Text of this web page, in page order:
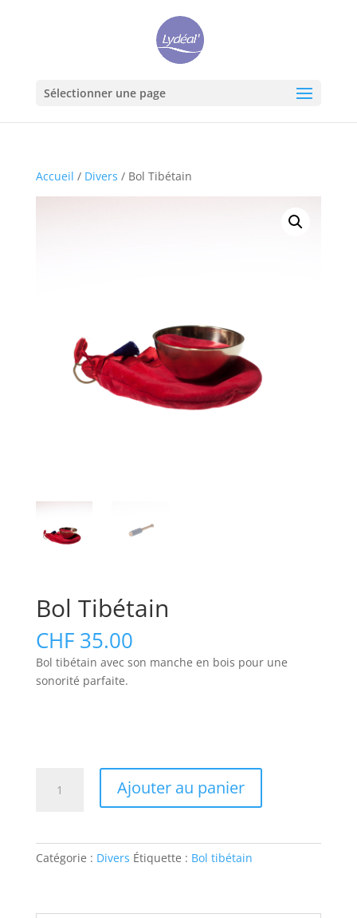
Sélectionner une page
Accueil / Divers / Bol Tibétain
Bol Tibétain
CHF35.00
Bol tibétain avec son manche en bois pour une
sonorité parfaite.
Ajouter au panier
Catégorie : Divers Étiquette : Bol tibétain